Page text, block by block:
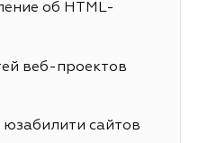
об HTML-
веб-проектов
сайтов